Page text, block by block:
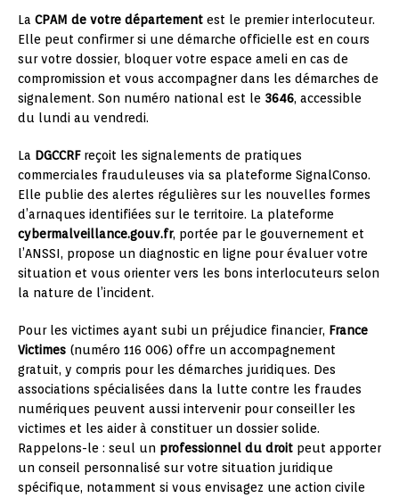
La CPAM de votre département est le premier interlocuteur.
Elle peut confirmer si une démarche officielle est en cours
sur votre dossier, bloquer votre espace ameli en cas de
compromission et vous accompagner dans les démarches de
signalement. Son numéro national est le 3646, accessible
du lundi au vendredi.
La DGCCRFreçoit les signalements de pratiques
commerciales frauduleuses via sa plateforme SignalConso.
Elle publie des alertes régulières sur les nouvelles formes
d’arnaques identifiées sur le territoire. La plateforme
cybermalveillance.gouv.fr, portée par le gouvernement et
l’ANSSI, propose un diagnostic en ligne pour évaluer votre
situation et vous orienter vers les bons interlocuteurs selon
la nature de l’incident.
Pour les victimes ayant subi un préjudice financier, France
Victimes (numéro 116 006) offre un accompagnement
gratuit, y compris pour les démarches juridiques. Des
associations spécialisées dans la lutte contre les fraudes
numériques peuvent aussi intervenir pour conseiller les
victimes et les aider à constituer un dossier solide.
Rappelons-le : seul un professionnel du droit peut apporter
un conseil personnalisé sur votre situation juridique
spécifique, notamment si vous envisagez une action civile